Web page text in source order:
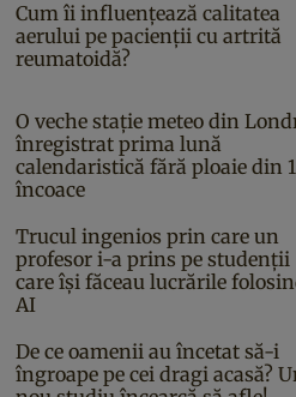
Cum îi influențează calitatea
aerului pe pacienții cu artrită
reumatoidă?
O veche stație meteo din
înregistrat prima lună
calendaristică fără ploaie din
încoace
Trucul ingenios prin care un
profesor i-a prins pe studenții
care își făceau lucrările
AI
De ce oamenii au încetat să-i
îngroape pe cei dragi acasă?